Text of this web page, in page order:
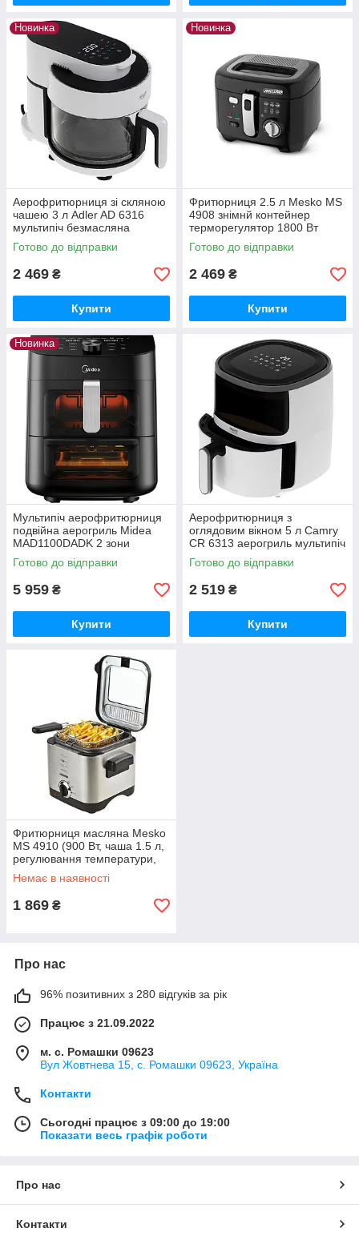
Новинка
Аерофритюрниця зі скляною
чашею 3 л Adler AD 6316
мультипіч безмасляна
аерогриль без жиру 1400 Вт​
Готово до відправки
2 469 ₴
Купити
Новинка
Фритюрниця 2.5 л Mesko MS
4908 знімнй контейнер
терморегулятор 1800 Вт
Готово до відправки
2 469 ₴
Купити
Новинка
Мультипіч аерофритюрниця
подвійна аерогриль Midea
MAD1100DADK 2 зони
приготування 10 програм
управління з телефону
Готово до відправки
5 959 ₴
Купити
Аерофритюрниця з
оглядовим вікном 5 л Camry
CR 6313 аерогриль мультипіч
12 програм
Готово до відправки
2 519 ₴
Купити
Фритюрниця масляна Mesko
MS 4910 (900 Вт, чаша 1.5 л,
регулювання температури,
нержавіюча сталь)
Немає в наявності
1 869 ₴
Про нас
96% позитивних з 280 відгуків за рік
Працює з 21.09.2022
м. с. Ромашки 09623
Вул Жовтнева 15, с. Ромашки 09623, Україна
Контакти
Сьогодні працює з 09:00 до 19:00
Показати весь графік роботи
Про нас
Контакти